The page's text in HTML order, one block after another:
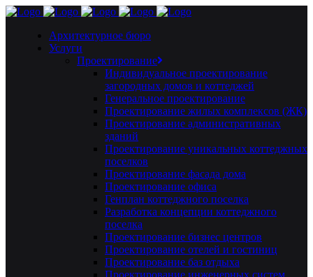
Архитектурное бюро
Услуги
Проектирование
Индивидуальное проектирование
загородных домов и коттеджей
Генеральное проектирование
Проектирование жилых комплексов (ЖК)
Проектирование административных
зданий
Проектирование уникальных коттеджных
поселков
Проектирование фасада дома
Проектирование офиса
Генплан коттеджного поселка
Разработка концепции коттеджного
поселка
Проектирование бизнес центров
Проектирование отелей и гостиниц
Проектирование баз отдыха
Проектирование инженерных систем